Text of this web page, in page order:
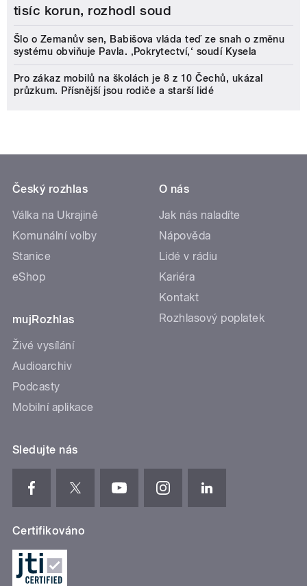
tisíc korun, rozhodl soud
Šlo o Zemanův sen, Babišova vláda teď ze snah o změnu
systému obviňuje Pavla. ‚Pokrytectví,‘ soudí Kysela
Pro zákaz mobilů na školách je 8 z 10 Čechů, ukázal
průzkum. Přísnější jsou rodiče a starší lidé
Český rozhlas
Válka na Ukrajině
Komunální volby
Stanice
eShop
mujRozhlas
Živé vysílání
Audioarchiv
Podcasty
Mobilní aplikace
O nás
Jak nás naladíte
Nápověda
Lidé v rádiu
Kariéra
Kontakt
Rozhlasový poplatek
Sledujte nás
Certifikováno